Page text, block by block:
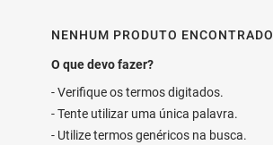
NENHUM PRODUTO ENCONTRADO
Verifique os termos digitados.
Tente utilizar uma única palavra.
Utilize termos genéricos na busca.